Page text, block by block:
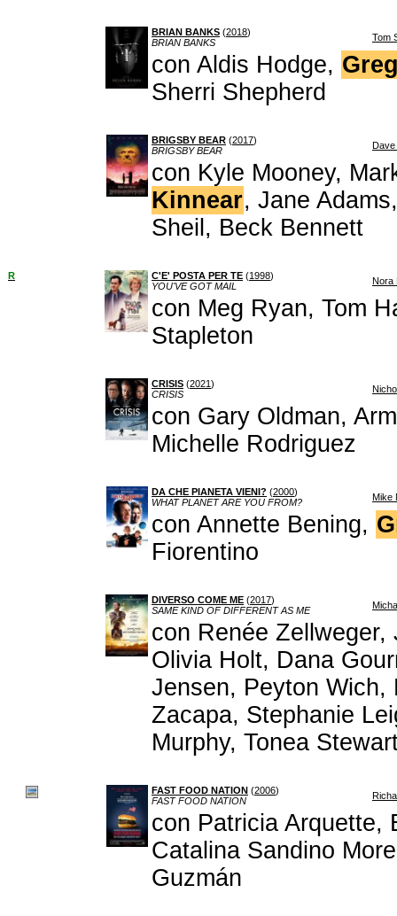
BRIAN BANKS (2018)
BRIAN BANKS
Tom
con Aldis Hodge,
Sherri Shepherd
BRIGSBY BEAR (2017)
BRIGSBY BEAR
con Kyle Mooney,
Kinnear, Jane
Sheil, Beck Bennett
R C'E' POSTA PER TE (1998)
YOU'VE GOT MAIL
Nora
con Meg Ryan, Tom
Stapleton
CRISIS (2021)
CRISIS
con Gary Oldman,
Michelle Rodriguez
DA CHE PIANETA VIENI? (2000)
WHAT PLANET ARE YOU FROM?
Mike
con Annette Bening,
Fiorentino
DIVERSO COME ME (2017)
SAME KIND OF DIFFERENT AS ME
con Renée
Olivia Holt, Dana
Jensen, Peyton Wich,
Zacapa, Stephanie
Murphy, Tonea
FAST FOOD NATION (2006)
FAST FOOD NATION
con Patricia Arquette,
Catalina Sandino
Guzmán